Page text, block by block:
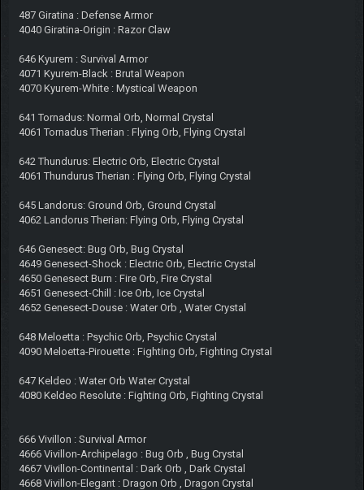
487 Giratina : Defense Armor
4040 Giratina-Origin : Razor Claw
646 Kyurem : Survival Armor
4071 Kyurem-Black : Brutal Weapon
4070 Kyurem-White : Mystical Weapon
641 Tornadus: Normal Orb, Normal Crystal
4061 Tornadus Therian : Flying Orb, Flying Crystal
642 Thundurus: Electric Orb, Electric Crystal
4061 Thundurus Therian : Flying Orb, Flying Crystal
645 Landorus: Ground Orb, Ground Crystal
4062 Landorus Therian: Flying Orb, Flying Crystal
646 Genesect: Bug Orb, Bug Crystal
4649 Genesect-Shock : Electric Orb, Electric Crystal
4650 Genesect Burn : Fire Orb, Fire Crystal
4651 Genesect-Chill : Ice Orb, Ice Crystal
4652 Genesect-Douse : Water Orb , Water Crystal
648 Meloetta : Psychic Orb, Psychic Crystal
4090 Meloetta-Pirouette : Fighting Orb, Fighting Crystal
647 Keldeo : Water Orb Water Crystal
4080 Keldeo Resolute : Fighting Orb, Fighting Crystal
666 Vivillon : Survival Armor
4666 Vivillon-Archipelago : Bug Orb , Bug Crystal
4667 Vivillon-Continental : Dark Orb , Dark Crystal
4668 Vivillon-Elegant : Dragon Orb , Dragon Crystal